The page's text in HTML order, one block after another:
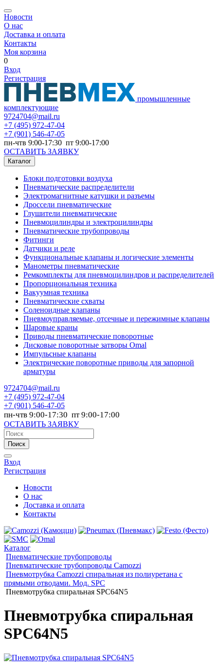
Новости
О нас
Доставка и оплата
Контакты
Моя корзина
0
Вход
Регистрация
промышленные
комплектующие
9724704@mail.ru
+7 (495) 972-47-04
+7 (901) 546-47-05
пн-чтв 9:00-17:30 пт 9:00-17:00
ОСТАВИТЬ ЗАЯВКУ
Каталог
Блоки подготовки воздуха
Пневматические распределители
Электромагнитные катушки и разъемы
Дроссели пневматические
Глушители пневматические
Пневмоцилиндры и электроцилиндры
Пневматические трубопроводы
Фитинги
Датчики и реле
Функциональные клапаны и логические элементы
Манометры пневматические
Ремкомплекты для пневмоцилиндров и распределителей
Пропорциональная техника
Вакуумная техника
Пневматические схваты
Соленоидные клапаны
Пневмоуправляемые, отсечные и пережимные клапаны
Шаровые краны
Приводы пневматические поворотные
Дисковые поворотные затворы Omal
Импульсные клапаны
Электрические поворотные приводы для запорной
арматуры
9724704@mail.ru
+7 (495) 972-47-04
+7 (901) 546-47-05
пн-чтв 9:00-17:30 пт 9:00-17:00
ОСТАВИТЬ ЗАЯВКУ
Поиск
Вход
Регистрация
Новости
О нас
Доставка и оплата
Контакты
Каталог
Пневматические трубопроводы
Пневматические трубопроводы Camozzi
Пневмотрубка Camozzi спиральная из полиуретана с
прямыми отводами. Мод. SPC
Пневмотрубка спиральная SPC64N5
Пневмотрубка спиральная
SPC64N5